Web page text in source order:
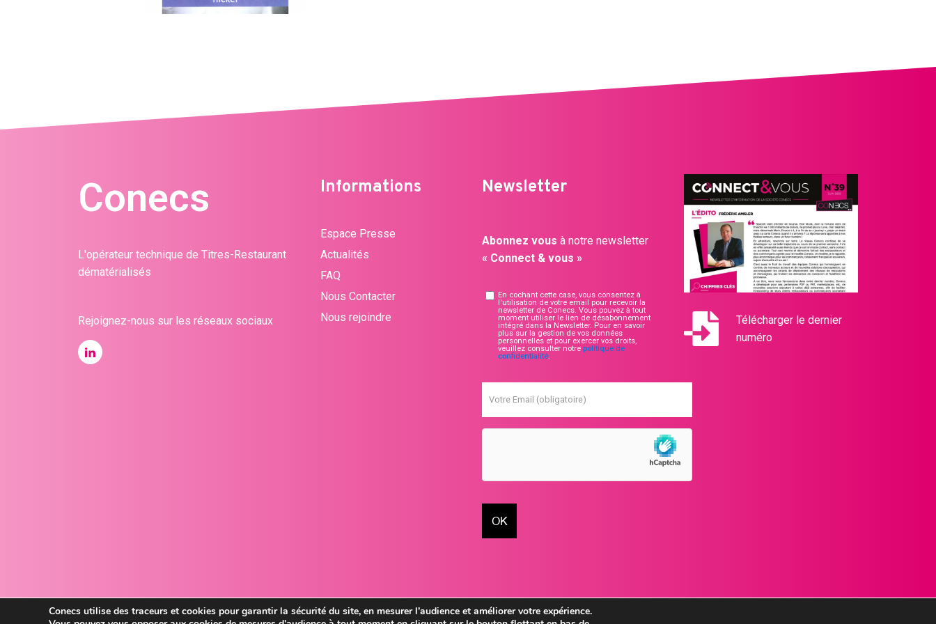
Conecs
L'opérateur technique de Titres-Restaurant
dématérialisés
Rejoignez-nous sur les réseaux sociaux
Informations
Espace Presse
Actualités
FAQ
Nous Contacter
Nous rejoindre
Newsletter
Abonnez vous à notre newsletter
« Connect & vous »
En cochant cette case, vous consentez à
l'utilisation de votre email pour recevoir la
newsletter de Conecs. Vous pouvez à tout
moment utiliser le lien de désabonnement
intégré dans la Newsletter. Pour en savoir
plus sur la gestion de vos données
personnelles et pour exercer vos droits,
veuillez consulter notre politique de
confidentialité.
Votre Email (obligatoire)
Télécharger le dernier
numéro
Conecs utilise des traceurs et cookies pour garantir la sécurité du site, en mesurer l’audience et améliorer votre expérience.